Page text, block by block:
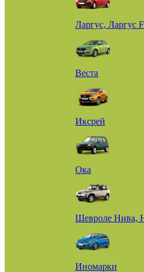
Ларгус, Ларгус
Веста
Иксрей
Ока
Шевроле Нива,
Иномарки